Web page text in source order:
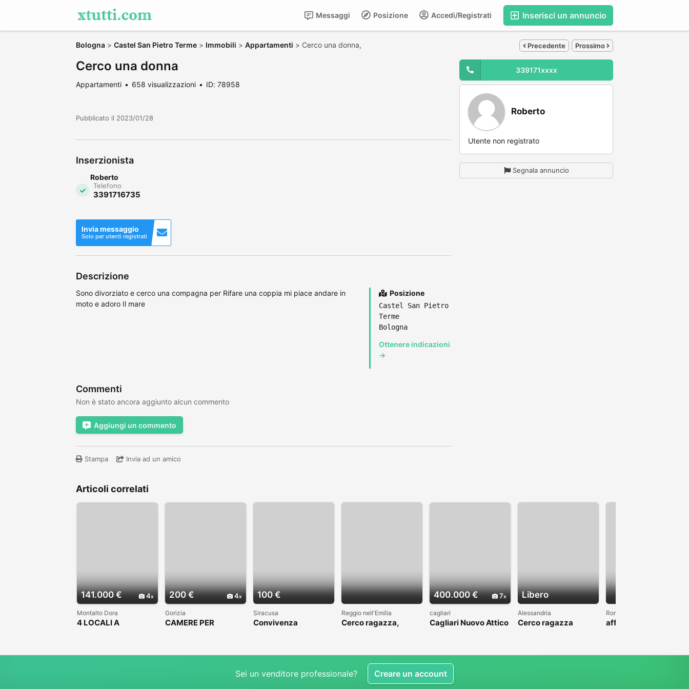
Inserisci un annuncio
Accedi/Registrati
Posizione
Messaggi
Bologna > Castel San Pietro Terme > Immobili > Appartamenti > Cerco una donna, Precedente Prossimo
Cerco una donna
Appartamenti 658 visualizzazioni ID: 78958
Pubblicato il 2023/01/28
Inserzionista
Roberto
Telefono
3391716735
Invia messaggio
Solo per utenti registrati
Descrizione
Sono divorziato e cerco una compagna per Rifare una coppia mi piace andare in
moto e adoro Il mare
Posizione
Castel San Pietro
Terme
Bologna
Ottenere indicazioni
→
Commenti
Non è stato ancora aggiunto alcun commento
Aggiungi un commento
Stampa Invia ad un amico
339171xxxx
Roberto
Utente non registrato
Segnala annuncio
Articoli correlati
141.000 € 4
Montalto Dora
4 LOCALI A
200 € 4
Gorizia
CAMERE PER
100 €
Siracusa
Convivenza
Reggio nell'Emilia
Cerco ragazza,
400.000 € 7
cagliari
Cagliari Nuovo Attico
Libero
Alessandria
Cerco ragazza
condivisione
Roma
affittasi
Sei un venditore professionale? Creare un account